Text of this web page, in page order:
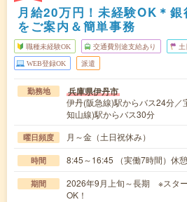
月給20万円！未経験OK＊
をご案内＆簡単事務
職種未経験OK 交通費別途支給あり
WEB登録OK 派遣
勤務地 兵庫県伊丹市
伊丹(阪急線)駅からバス24分
知山線)駅からバス30分
曜日頻度 月～金（土日祝休み）
時間 8:45～16:45 （実働7時間）休
期間
2026年9月上旬～長期 ※スタ
OK！